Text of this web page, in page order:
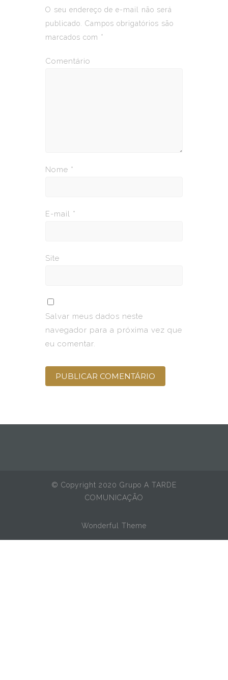
O seu endereço de e-mail não será
publicado.
Campos obrigatórios são
marcados com *
Comentário
Nome *
E-mail *
Site
Salvar meus dados neste
navegador para a próxima vez que
eu comentar.
© Copyright 2020 Grupo A TARDE
COMUNICAÇÃO
Wonderful Theme